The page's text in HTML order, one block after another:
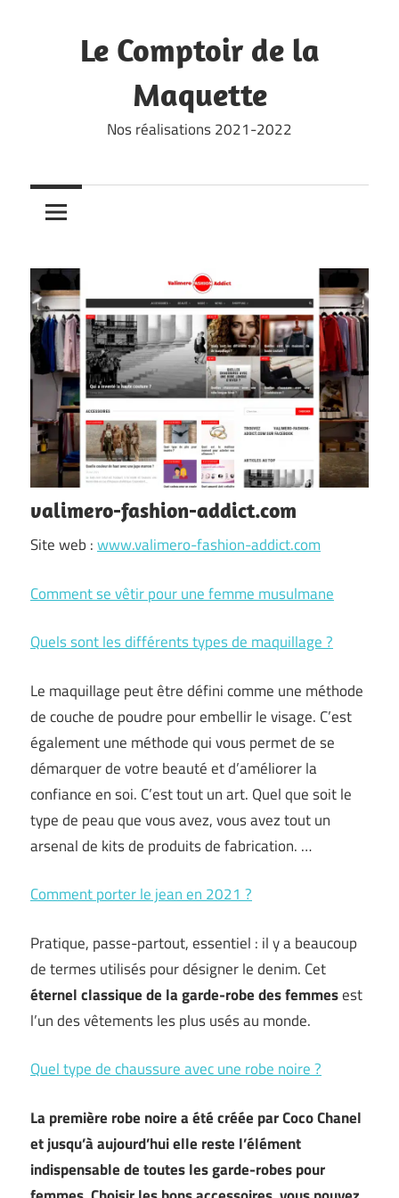
Le Comptoir de la
Maquette
Nos réalisations 2021-2022
valimero-fashion-addict.com
Site web :www.valimero-fashion-addict.com
Comment se vêtir pour une femme musulmane
Quels sont les différents types de maquillage ?
Le maquillage peut être défini comme une méthode
de couche de poudre pour embellir le visage. C’est
également une méthode qui vous permet de se
démarquer de votre beauté et d’améliorer la
confiance en soi. C’est tout un art. Quel que soit le
type de peau que vous avez, vous avez tout un
arsenal de kits de produits de fabrication. …
Comment porter le jean en 2021 ?
Pratique, passe-partout, essentiel : il y a beaucoup
de termes utilisés pour désigner le denim. Cet
éternel classique de la garde-robe des femmesest
l’un des vêtements les plus usés au monde.
Quel type de chaussure avec une robe noire ?
La première robe noire a été créée par Coco Chanel
et jusqu’à aujourd’hui elle reste l’élément
indispensable de toutes les garde-robes pour